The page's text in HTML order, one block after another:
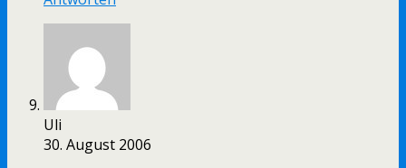
Uli
30. August 2006